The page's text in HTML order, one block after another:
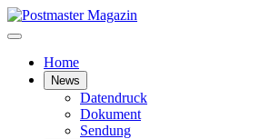
Home
News
Datendruck
Dokument
Sendung